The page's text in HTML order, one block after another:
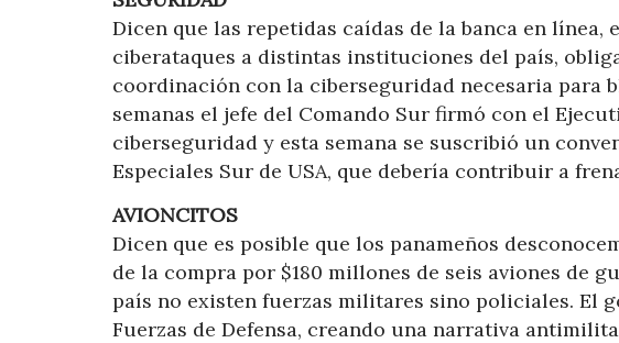
Dicen que las repetidas caídas de la banca en
ciberataques a distintas instituciones del país,
coordinación con la ciberseguridad necesaria para
semanas el jefe del Comando Sur firmó con el
ciberseguridad y esta semana se suscribió un
Especiales Sur de USA, que debería contribuir a
AVIONCITOS
Dicen que es posible que los panameños
de la compra por $180 millones de seis aviones de
país no existen fuerzas militares sino policiales. El
Fuerzas de Defensa, creando una narrativa